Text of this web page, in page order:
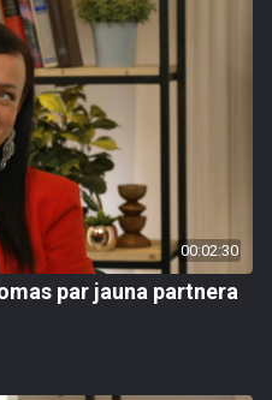
00:02:30
par jauna partnera